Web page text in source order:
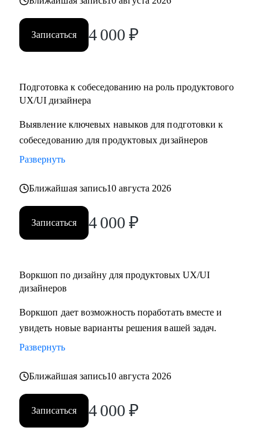
Записаться 4 000 ₽
Подготовка к собеседованию на роль продуктового
UX/UI дизайнера
Выявление ключевых навыков для подготовки к
собеседованию для продуктовых дизайнеров
Развернуть
Ближайшая запись10 августа 2026
Записаться 4 000 ₽
Воркшоп по дизайну для продуктовых UX/UI
дизайнеров
Воркшоп дает возможность поработать вместе и
увидеть новые варианты решения вашей задач.
Развернуть
Ближайшая запись10 августа 2026
Записаться 4 000 ₽